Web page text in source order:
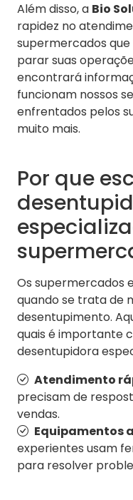
Além disso, a Bio
rapidez no
supermercados
parar suas
encontrará
funcionam nossos
enfrentados pelos
muito mais.
Por que
Os supermercados
quando se trata de
desentupimento.
quais é importante
desentupidora
Atendimento
precisam de
vendas.
Equipamentos
experientes usam
para resolver